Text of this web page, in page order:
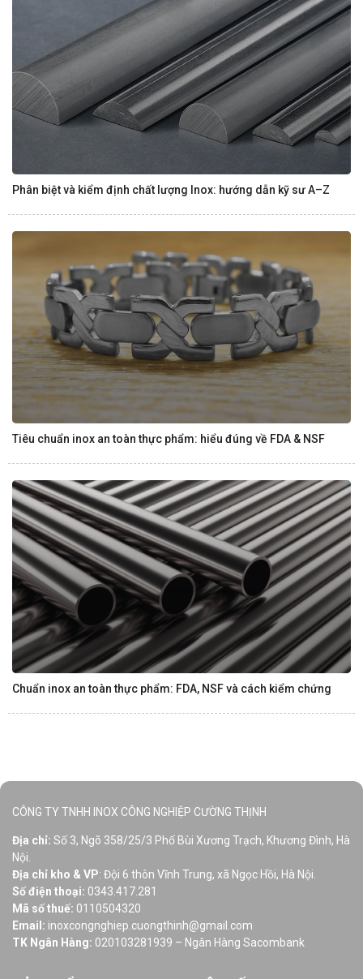
Phân biệt và kiểm định chất lượng Inox: hướng dẫn kỹ sư A–Z
Tiêu chuẩn inox an toàn thực phẩm: hiểu đúng về FDA & NSF
Chuẩn inox an toàn thực phẩm: FDA, NSF và cách kiểm chứng
CÔNG TY TNHH INOX CÔNG NGHIỆP CƯỜNG THỊNH
Địa chỉ: Số 3, Ngõ 358/25/3 Phố Bùi Xương Trạch, Khương Đình, Hà
Nội.
Địa chỉ kho & VP: Đội 6 thôn Vĩnh Trung, xã Ngọc Hồi, Hà Nội.
Số điện thoại: 0343.417.281
Mã số thuế: 0110504320
Email: inoxcongnghiep.cuongthinh@gmail.com
TK Ngân Hàng: 020103281939 – Ngân Hàng Sacombank